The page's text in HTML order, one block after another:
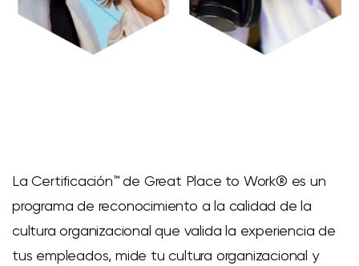
La Certificación™️ de Great Place to Work®️ es un
programa de reconocimiento a la calidad de la
cultura organizacional que valida la experiencia de
tus empleados, mide tu cultura organizacional y